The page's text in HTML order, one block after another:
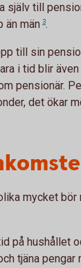
själv till
än män 3.
till sin
i tid blir
pensionär.
det ökar
mycket bör
på hushållet
tjäna pengar